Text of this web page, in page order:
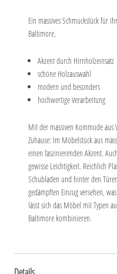
Ein massives Schmuckstück für
Baltimore.
Akzent durch Hirnholzeinsatz
schöne Holzauswahl
modern und besonders
hochwertige Verarbeitung
Mit der massiven Kommode
Zuhause: Im Möbelstück aus
einen faszinierenden Akzent.
gewisse Leichtigkeit. Reichlich
Schubladen und hinter den
gedämpften Einzug versehen,
lässt sich das Möbel mit Typen
Baltimore kombinieren.